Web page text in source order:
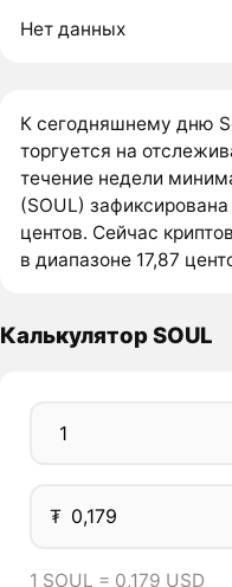
Нет данных
К сегодняшнему дню
торгуется на
течение недели
(SOUL)
центов. Сейчас
в диапазоне 17,87
Калькулятор SOUL
₮
1 SOUL = 0,179 USD